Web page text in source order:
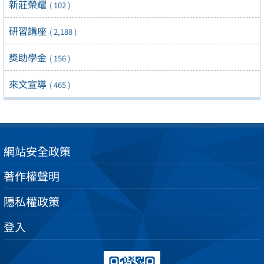
新莊榮耀 ( 102 )
研習講座 ( 2,188 )
獎助學金 ( 156 )
來文宣導 ( 465 )
網站安全政策
著作權聲明
隱私權政策
登入